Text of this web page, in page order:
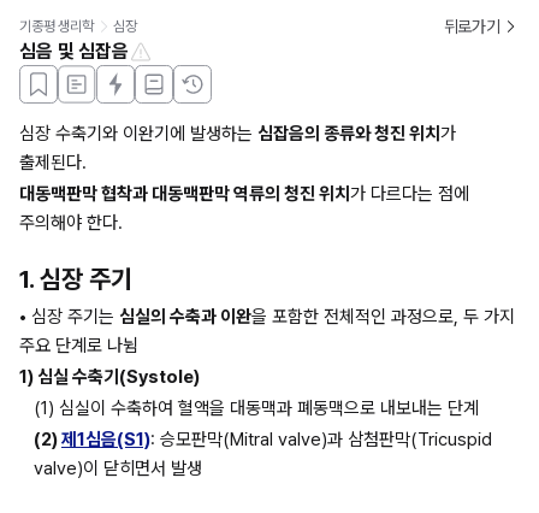
기종평 생리학 심장 뒤로가기
심음 및 심잡음
심장 수축기와 이완기에 발생하는 심잡음의 종류와 청진 위치 가
출제된다.
대동맥판막 협착과 대동맥판막 역류의 청진 위치 가 다르다는 점에
주의해야 한다.
1. 심장 주기
• 심장 주기는 심실의 수축과 이완을 포함한 전체적인 과정으로, 두 가지
주요 단계로 나뉨
1) 심실 수축기(Systole)
(1) 심실이 수축하여 혈액을 대동맥과 폐동맥으로 내보내는 단계
(2) 제1심음(S1): 승모판막(Mitral valve)과 삼첨판막(Tricuspid
valve)이 닫히면서 발생